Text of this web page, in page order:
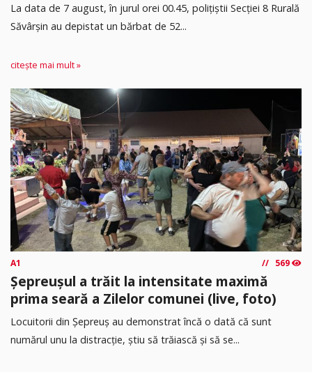
​La data de 7 august, în jurul orei 00.45, polițiștii Secției 8 Rurală
Săvârșin au depistat un bărbat de 52...
citește mai mult »
A1 569
Șepreușul a trăit la intensitate maximă
prima seară a Zilelor comunei (live, foto)
Locuitorii din Șepreuș au demonstrat încă o dată că sunt
numărul unu la distracție, știu să trăiască și să se...